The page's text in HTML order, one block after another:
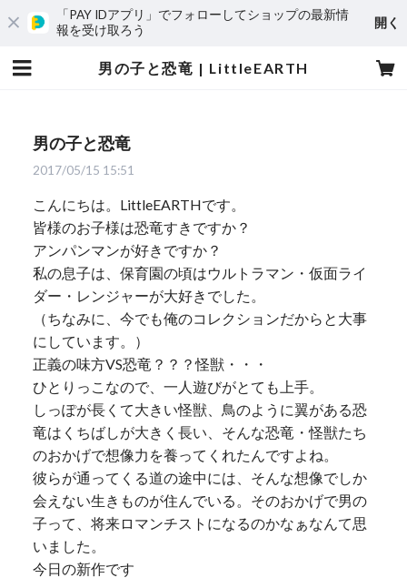
「PAY IDアプリ」でフォローしてショップの最新情
報を受け取ろう
開く
男の子と恐竜 | LittleEARTH
男の子と恐竜
2017/05/15 15:51
こんにちは。LittleEARTHです。
皆様のお子様は恐竜すきですか？
アンパンマンが好きですか？
私の息子は、保育園の頃はウルトラマン・仮面ライ
ダー・レンジャーが大好きでした。
（ちなみに、今でも俺のコレクションだからと大事
にしています。）
正義の味方VS恐竜？？？怪獣・・・
ひとりっこなので、一人遊びがとても上手。
しっぽが長くて大きい怪獣、鳥のように翼がある恐
竜はくちばしが大きく長い、そんな恐竜・怪獣たち
のおかげで想像力を養ってくれたんですよね。
彼らが通ってくる道の途中には、そんな想像でしか
会えない生きものが住んでいる。そのおかげで男の
子って、将来ロマンチストになるのかなぁなんて思
いました。
今日の新作です